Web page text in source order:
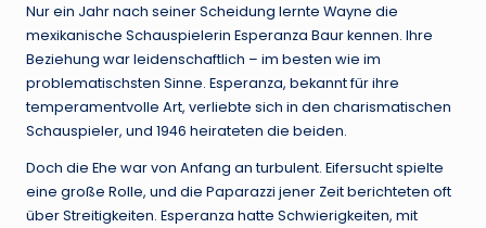
Nur ein Jahr nach seiner Scheidung lernte Wayne die
mexikanische Schauspielerin Esperanza Baur kennen. Ihre
Beziehung war leidenschaftlich – im besten wie im
problematischsten Sinne. Esperanza, bekannt für ihre
temperamentvolle Art, verliebte sich in den charismatischen
Schauspieler, und 1946 heirateten die beiden.
Doch die Ehe war von Anfang an turbulent. Eifersucht spielte
eine große Rolle, und die Paparazzi jener Zeit berichteten oft
über Streitigkeiten. Esperanza hatte Schwierigkeiten, mit